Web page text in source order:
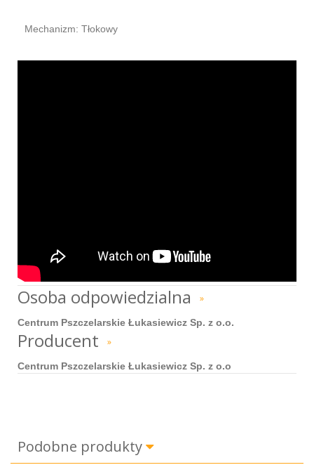
​Mechanizm: Tłokowy
Osoba odpowiedzialna »
Centrum Pszczelarskie Łukasiewicz Sp. z o.o.
Producent »
Centrum Pszczelarskie Łukasiewicz Sp. z o.o
Podobne produkty